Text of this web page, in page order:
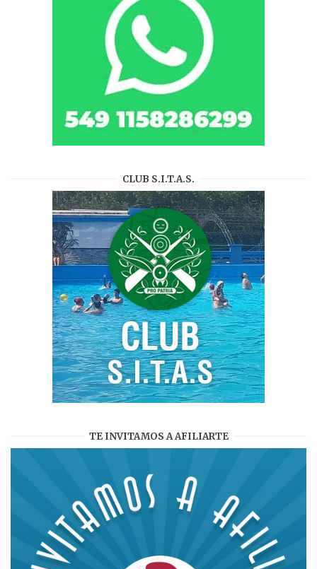
CLUB S.I.T.A.S.
TE INVITAMOS A AFILIARTE